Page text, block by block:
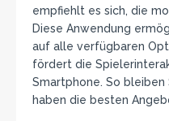
empfiehlt es sich, die
Diese Anwendung
auf alle verfügbaren
fördert die
Smartphone. So bleiben
haben die besten